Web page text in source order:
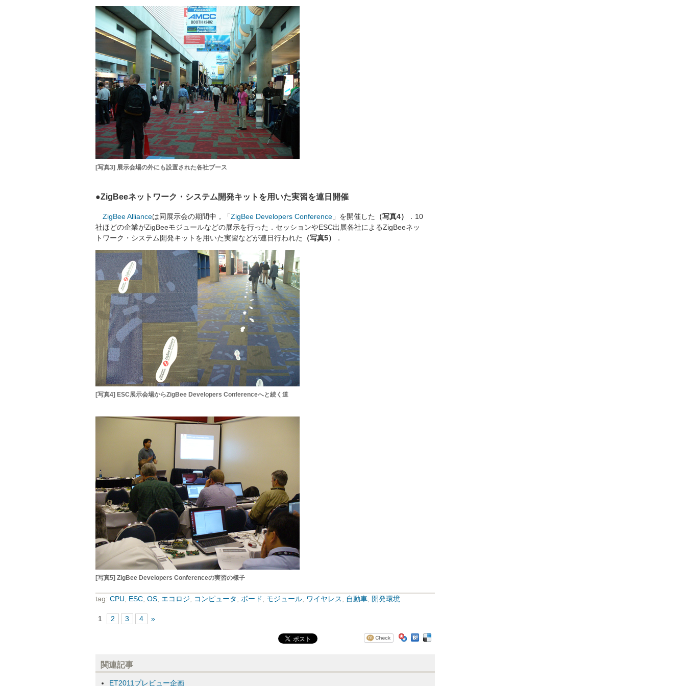
[写真3] 展示会場の外にも設置された各社ブース
●ZigBeeネットワーク・システム開発キットを用いた実習を連日開催
ZigBee Allianceは同展示会の期間中，「ZigBee Developers Conference 」を開催した （写真4）
．10
社ほどの企業がZigBeeモジュールなどの展示を行った．セッションやESC出展各社によるZigBeeネッ
トワーク・システム開発キットを用いた実習などが連日行われた
（写真5） ．
[写真4] ESC展示会場からZigBee Developers Conferenceへと続く道
[写真5] ZigBee Developers Conferenceの実習の様子
tag: CPU, ESC, OS, エコロジ, コンピュータ , ボード , モジュール, ワイヤレス , 自動車, 開発環境
1 2 3 4 »
関連記事
ET2011プレビュー企画